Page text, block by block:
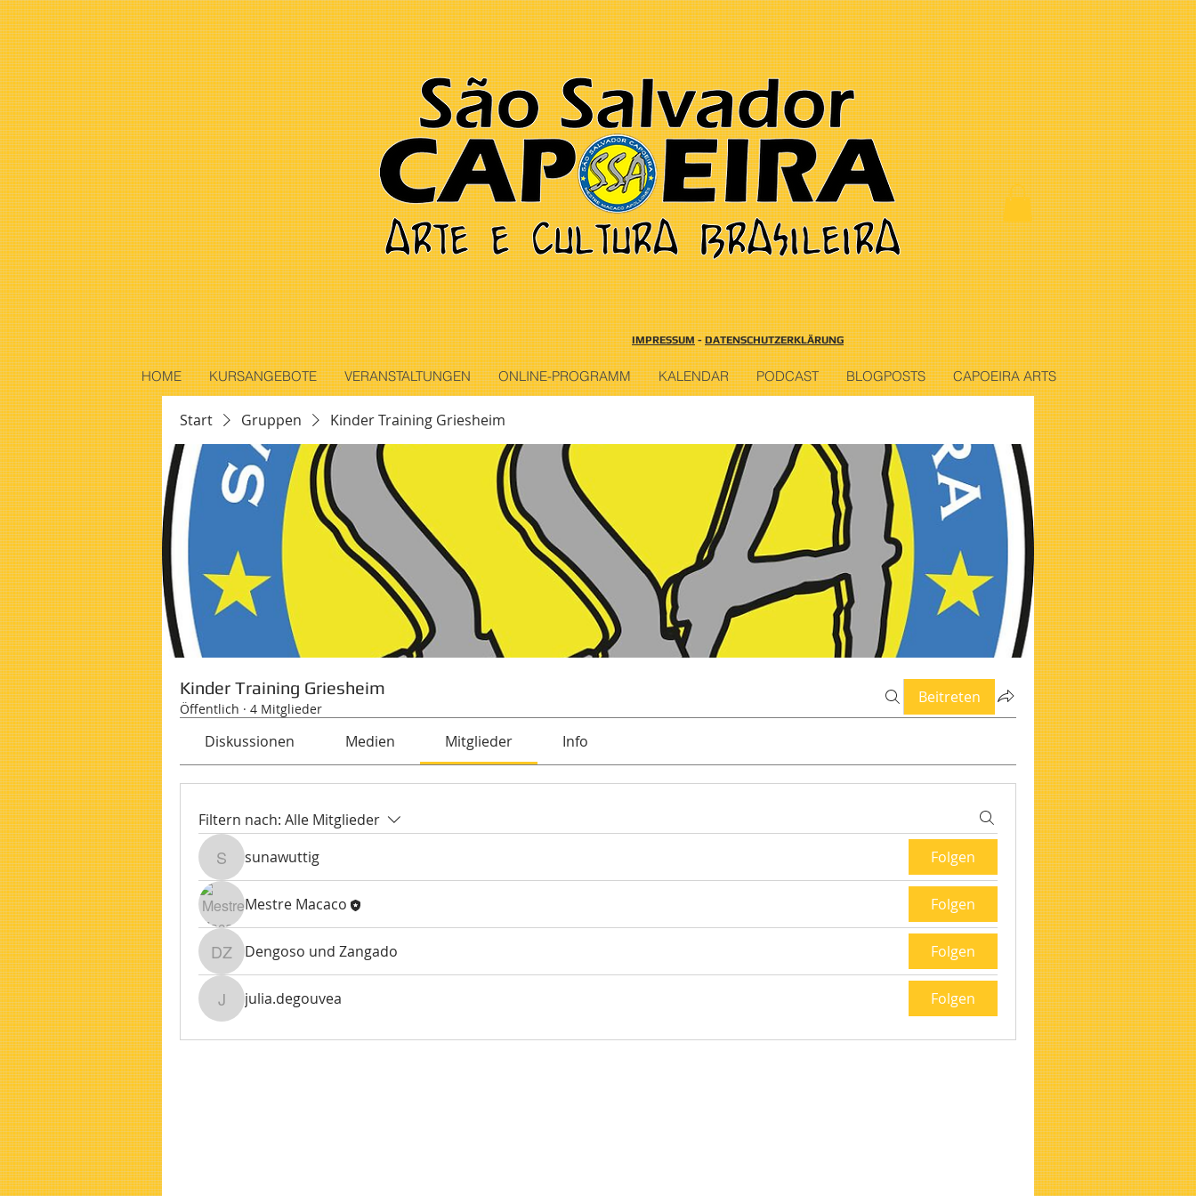
IMPRESSUM-DATENSCHUTZERKLÄRUNG
HOME KURSANGEBOTE VERANSTALTUNGEN ONLINE-PROGRAMM KALENDAR PODCAST BLOGPOSTS CAPOEIRA ARTS
Start Gruppen Kinder Training Griesheim
Kinder Training Griesheim
Öffentlich · 4 Mitglieder
Beitreten
Diskussionen Medien Mitglieder Info
Filtern nach: Alle Mitglieder
sunawuttig
sunawuttig Folgen
Mestre Macaco Folgen
Dengoso und Zangado
Dengoso und Zangado Folgen
julia.degouvea
julia.degouvea Folgen